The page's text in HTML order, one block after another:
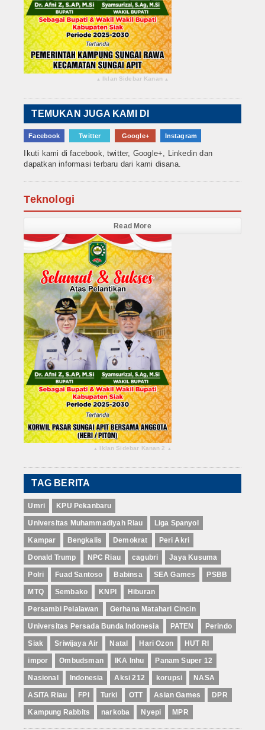
▴ Iklan Sidebar Kanan ▴
TEMUKAN JUGA KAMI DI
Facebook Twitter Google+ Instagram
Ikuti kami di facebook, twitter, Google+, Linkedin dan
dapatkan informasi terbaru dari kami disana.
Teknologi
Read More
▴ Iklan Sidebar Kanan 2 ▴
TAG BERITA
Umri KPU Pekanbaru
Universitas Muhammadiyah Riau Liga Spanyol
Kampar Bengkalis Demokrat Peri Akri
Donald Trump NPC Riau cagubri Jaya Kusuma
Polri Fuad Santoso Babinsa SEA Games PSBB
MTQ Sembako KNPI Hiburan
Persambi Pelalawan Gerhana Matahari Cincin
Universitas Persada Bunda Indonesia PATEN Perindo
Siak Sriwijaya Air Natal Hari Ozon HUT RI
impor Ombudsman IKA Inhu Panam Super 12
Nasional Indonesia Aksi 212 korupsi NASA
ASITA Riau FPI Turki OTT Asian Games DPR
Kampung Rabbits narkoba Nyepi MPR